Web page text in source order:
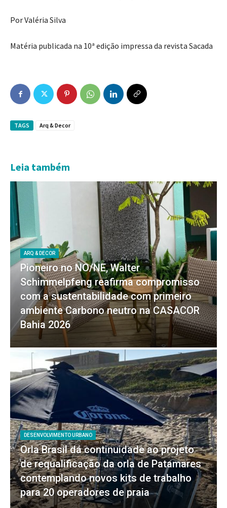
Por Valéria Silva
Matéria publicada na 10ª edição impressa da revista Sacada
TAGS Arq & Decor
Leia também
ARQ & DECOR
Pioneiro no NO/NE, Walter
Schimmelpfeng reafirma compromisso
com a sustentabilidade com primeiro
ambiente Carbono neutro na CASACOR
Bahia 2026
DESENVOLVIMENTO URBANO
Orla Brasil dá continuidade ao projeto
de requalificação da orla de Patamares
contemplando novos kits de trabalho
para 20 operadores de praia